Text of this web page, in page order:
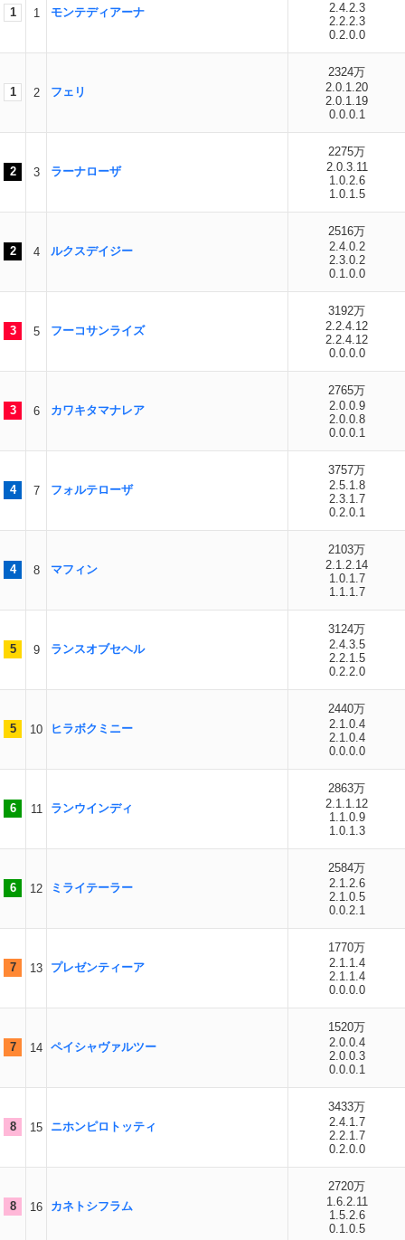
1 1 モンテディアーナ
2.4.2.3
2.2.2.3
0.2.0.0
1 2 フェリ
2324万
2.0.1.20
2.0.1.19
0.0.0.1
2 3 ラーナローザ
2275万
2.0.3.11
1.0.2.6
1.0.1.5
2 4 ルクスデイジー
2516万
2.4.0.2
2.3.0.2
0.1.0.0
3 5 フーコサンライズ
3192万
2.2.4.12
2.2.4.12
0.0.0.0
3 6 カワキタマナレア
2765万
2.0.0.9
2.0.0.8
0.0.0.1
4 7 フォルテローザ
3757万
2.5.1.8
2.3.1.7
0.2.0.1
4 8 マフィン
2103万
2.1.2.14
1.0.1.7
1.1.1.7
5 9 ランスオブセヘル
3124万
2.4.3.5
2.2.1.5
0.2.2.0
5 10 ヒラボクミニー
2440万
2.1.0.4
2.1.0.4
0.0.0.0
6 11 ランウインディ
2863万
2.1.1.12
1.1.0.9
1.0.1.3
6 12 ミライテーラー
2584万
2.1.2.6
2.1.0.5
0.0.2.1
7 13 プレゼンティーア
1770万
2.1.1.4
2.1.1.4
0.0.0.0
7 14 ペイシャヴァルツー
1520万
2.0.0.4
2.0.0.3
0.0.0.1
8 15 ニホンピロトッティ
3433万
2.4.1.7
2.2.1.7
0.2.0.0
8 16 カネトシフラム
2720万
1.6.2.11
1.5.2.6
0.1.0.5